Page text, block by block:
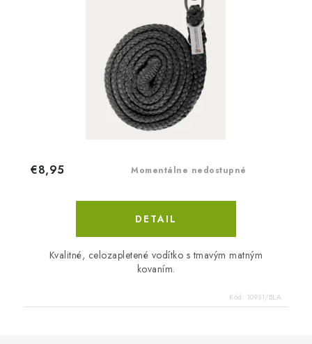
Momentálne nedostupné
€8,95
DETAIL
Kvalitné, celozapletené vodítko s tmavým matným
kovaním.
Kód: 10931/BLA